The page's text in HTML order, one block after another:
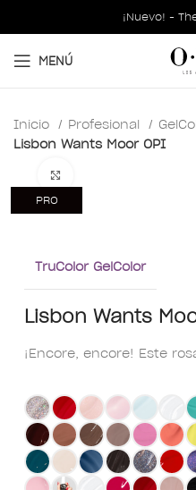
¡Nuevo! -
MENÚ
Inicio Profesional
Lisbon Wants Moor OPI
PRO
TruColor GelColor
Lisbon Wants
¡Encore, encore! Este